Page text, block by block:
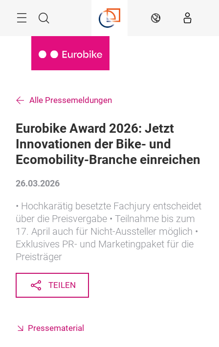
Suche DE
Alle Pressemeldungen
Eurobike Award 2026: Jetzt
Innovationen der Bike- und
Ecomobility-Branche einreichen
26.03.2026
• Hochkarätig besetzte Fachjury entscheidet
über die Preisvergabe • Teilnahme bis zum
17. April auch für Nicht-Aussteller möglich •
Exklusives PR- und Marketingpaket für die
Preisträger
TEILEN
Pressematerial